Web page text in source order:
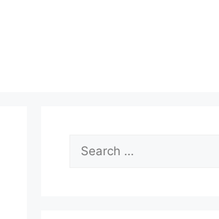
Search
for: